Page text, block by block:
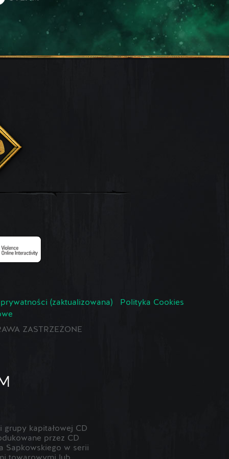
(zaktualizowana)
Polityka Cookies
ZASTRZEŻONE
kapitałowej CD
przez CD
Sapkowskiego w serii